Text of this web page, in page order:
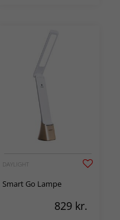
DAYLIGHT
Smart Go Lampe
829 kr.